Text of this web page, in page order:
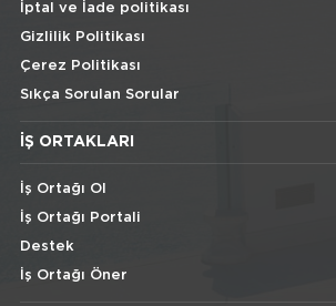
İptal ve İade politikası
Gizlilik Politikası
Çerez Politikası
Sıkça Sorulan Sorular
İŞ ORTAKLARI
İş Ortağı Ol
İş Ortağı Portali
Destek
İş Ortağı Öner